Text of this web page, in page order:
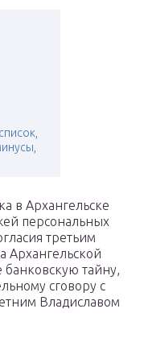
в Архангельске
персональных
третьим
Архангельской
банковскую тайну,
сговору с
Владиславом